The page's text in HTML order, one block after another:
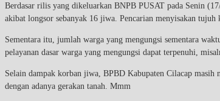
Berdasar rilis yang dikeluarkan BNPB PUSAT pada Senin
akibat longsor sebanyak 16 jiwa. Pencarian menyisakan tujuh
Sementara itu, jumlah warga yang mengungsi sementara
pelayanan dasar warga yang mengungsi dapat terpenuhi,
Selain dampak korban jiwa, BPBD Kabupaten Cilacap
dengan adanya gerakan tanah. Mmm